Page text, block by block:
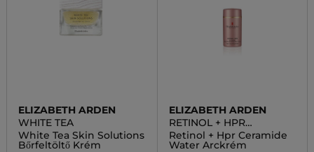
ELIZABETH ARDEN
WHITE TEA
White Tea Skin Solutions
Bőrfeltöltő Krém
ELIZABETH ARDEN
RETINOL + HPR
CERAMIDE
Retinol + Hpr Ceramide
Water Arckrém